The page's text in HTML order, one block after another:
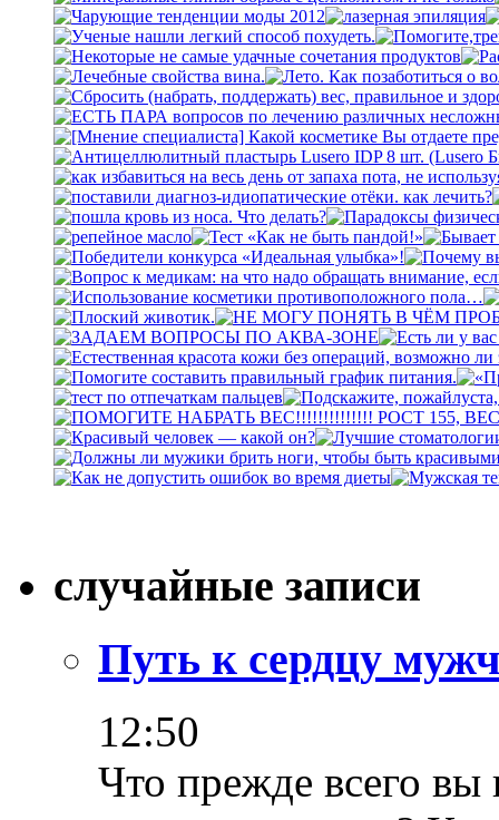
случайные записи
Путь к сердцу
12:50
Что прежде всего вы